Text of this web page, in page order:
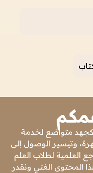
كجهد متواضع لخدمة
وتيسير الوصول إلى
العلمية لطلاب العلم
المحتوى الغني ونقدر